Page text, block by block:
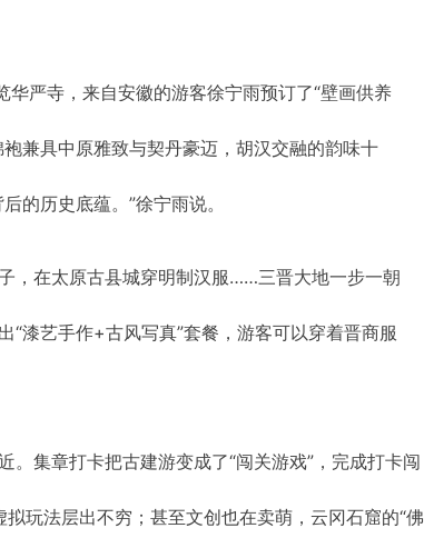
严寺，来自安徽的游客徐宁雨预订了“壁画供养
兼具中原雅致与契丹豪迈，胡汉交融的韵味十
的历史底蕴。”徐宁雨说。
，在太原古县城穿明制汉服……三晋大地一步一朝
漆艺手作+古风写真”套餐，游客可以穿着晋商服
集章打卡把古建游变成了“闯关游戏”，完成打卡闯
玩法层出不穷；甚至文创也在卖萌，云冈石窟的“佛